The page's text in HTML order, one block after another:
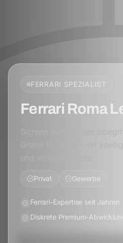
FERRARI SPEZIALIST
Ferrari Roma
Sichern Sie sich den
Grand Tourings – mit
Privat Gewerbe
Ferrari-Expertise seit Jahren
Diskrete Premium-